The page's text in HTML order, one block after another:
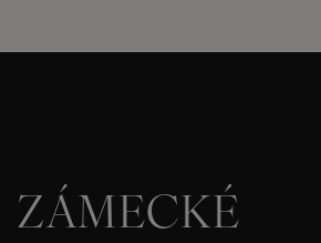
ZÁMECKÉ